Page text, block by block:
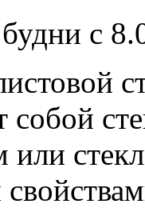
с
собой
или